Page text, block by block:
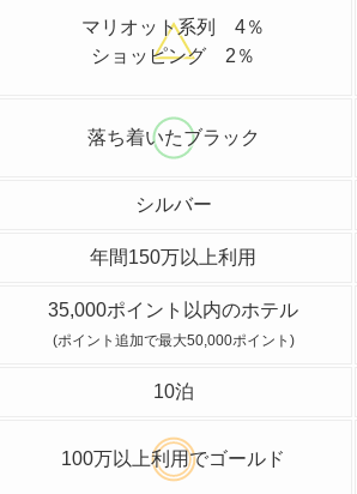
マリオット系列 4％
ショッピング 2％
落ち着いたブラック
シルバー
年間150万以上利用
35,000ポイント以内のホテル
(ポイント追加で最大50,000ポイント)
10泊
100万以上利用でゴールド